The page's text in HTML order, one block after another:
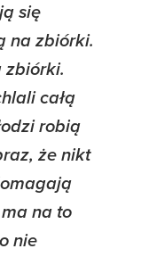
się
na zbiórki.
zbiórki.
całą
robią
że nikt
na to
nie